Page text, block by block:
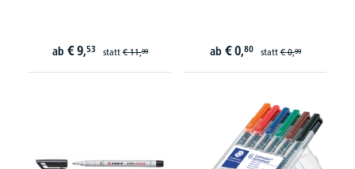
ab € 9,53 statt€ 11,99 ab € 0,80 statt€ 0,99